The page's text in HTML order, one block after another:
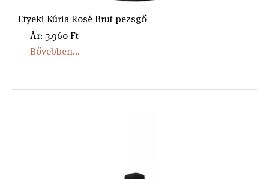
Etyeki Kúria Rosé Brut pezsgő
Ár: 3.960 Ft
Bővebben...